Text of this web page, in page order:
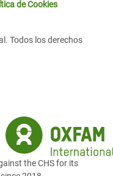
de Cookies
Todos los derechos
the CHS for its